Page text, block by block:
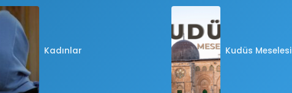
Kadınlar Kudüs Meselesi